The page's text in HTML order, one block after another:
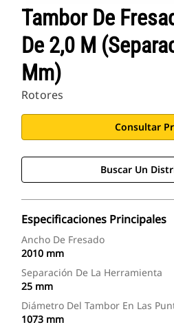
Tambor De
De 2,0 M
Mm)
Rotores
Consultar
Buscar Un
Especificaciones Principales
Ancho De Fresado
2010 mm
Separación De La Herramienta
25 mm
Diámetro Del Tambor En Las
1073 mm